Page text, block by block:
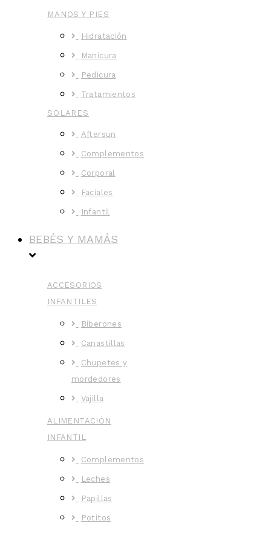
MANOS Y PIES
Hidratación
Manicura
Pedicura
Tratamientos
SOLARES
Aftersun
Complementos
Corporal
Faciales
Infantil
BEBÉS Y MAMÁS
ACCESORIOS
INFANTILES
Biberones
Canastillas
Chupetes y
mordedores
Vajilla
ALIMENTACIÓN
INFANTIL
Complementos
Leches
Papillas
Potitos